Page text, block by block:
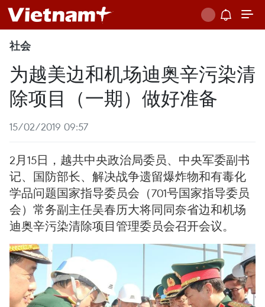
社会
为越美边和机场迪奥辛污染清
除项目（一期）做好准备
15/02/2019 09:57
2月15日，越共中央政治局委员、中央军委副书
记、国防部长、解决战争遗留爆炸物和有毒化
学品问题国家指导委员会（701号国家指导委员
会）常务副主任吴春历大将同同奈省边和机场
迪奥辛污染清除项目管理委员会召开会议。